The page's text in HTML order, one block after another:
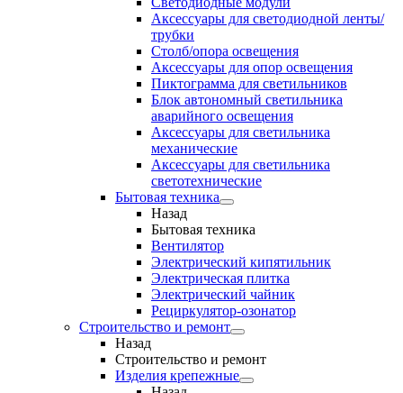
Аксессуары для светодиодной ленты/
трубки
Столб/опора освещения
Аксессуары для опор освещения
Пиктограмма для светильников
Блок автономный светильника
аварийного освещения
Аксессуары для светильника
механические
Аксессуары для светильника
светотехнические
Бытовая техника
Назад
Бытовая техника
Вентилятор
Электрический кипятильник
Электрическая плитка
Электрический чайник
Рециркулятор-озонатор
Строительство и ремонт
Назад
Строительство и ремонт
Изделия крепежные